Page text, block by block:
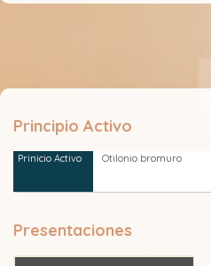
Principio Activo
Otilonio bromuro
Presentaciones